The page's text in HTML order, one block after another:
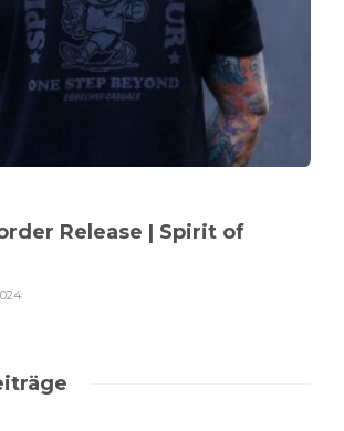
Release | Spirit of